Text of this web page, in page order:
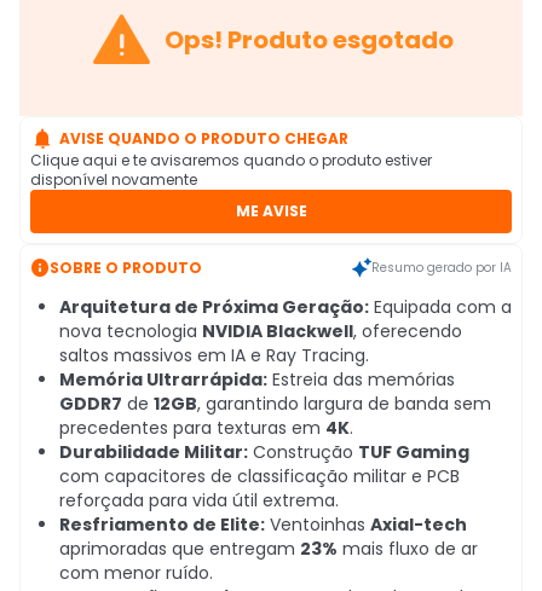
 Ops! Produto esgotado
 AVISE QUANDO O PRODUTO CHEGAR
Clique aqui e te avisaremos quando o produto estiver
disponível novamente
ME AVISE
SOBRE O PRODUTO Resumo gerado por IA
Arquitetura de Próxima Geração: Equipada com a
nova tecnologia NVIDIA Blackwell, oferecendo
saltos massivos em IA e Ray Tracing.
Memória Ultrarrápida: Estreia das memórias
GDDR7 de 12GB, garantindo largura de banda sem
precedentes para texturas em 4K.
Durabilidade Militar: Construção TUF Gaming
com capacitores de classificação militar e PCB
reforçada para vida útil extrema.
Resfriamento de Elite: Ventoinhas Axial-tech
aprimoradas que entregam 23% mais fluxo de ar
com menor ruído.